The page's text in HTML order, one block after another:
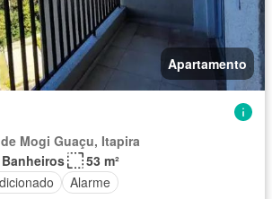
Apartamento
Mogi Guaçu, Itapira
53 m²
Alarme